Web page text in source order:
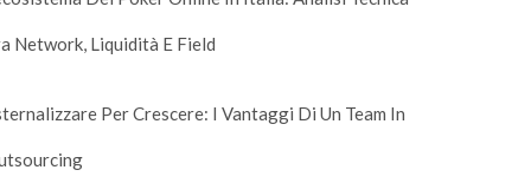
Network, Liquidità E Field
Per Crescere: I Vantaggi Di Un Team In